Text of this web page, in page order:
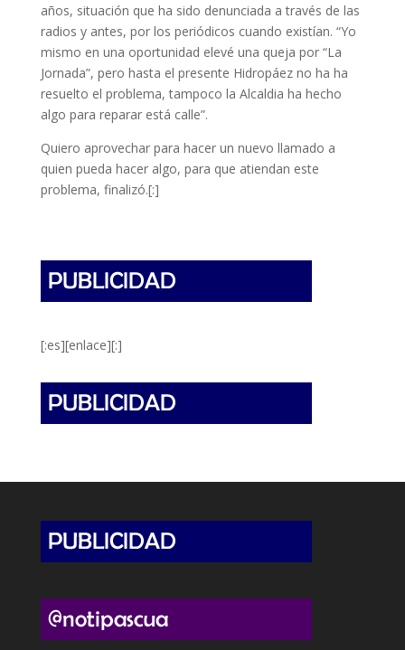
años, situación que ha sido denunciada a través de las
radios y antes, por los periódicos cuando existían. “Yo
mismo en una oportunidad elevé una queja por “La
Jornada”, pero hasta el presente Hidropáez no ha ha
resuelto el problema, tampoco la Alcaldia ha hecho
algo para reparar está calle”.
Quiero aprovechar para hacer un nuevo llamado a
quien pueda hacer algo, para que atiendan este
problema, finalizó.[:]
[:es][enlace][:]